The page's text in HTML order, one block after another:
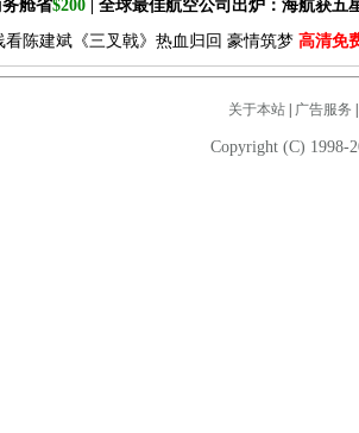
务舱省$200 | 全球最佳航空公司出炉：海航获五
陈建斌《三叉戟》热血归回 豪情筑梦 高清免
关于本站| 广告服务
Copyright (C) 1998-